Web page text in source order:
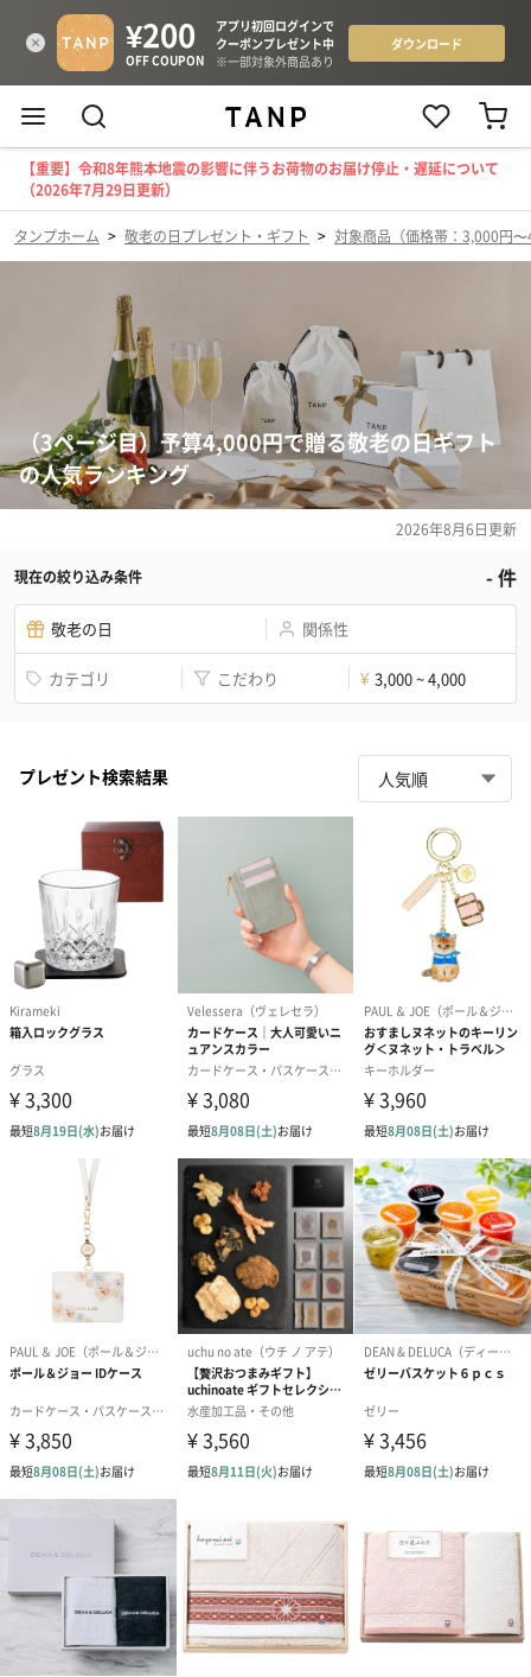
【重要】令和8年熊本地震の影響に伴うお荷物のお届け停止・遅延について
（2026年7月29日更新）
タンプホーム > 敬老の日プレゼント・ギフト > 対象商品（価格帯：3,000円
（3ページ目）予算4,000円で贈る敬老の日ギフト
の人気ランキング
2026年8月6日更新
現在の絞り込み条件 -件
敬老の日 関係性
カテゴリ こだわり ¥ 3,000 ~ 4,000
プレゼント検索結果